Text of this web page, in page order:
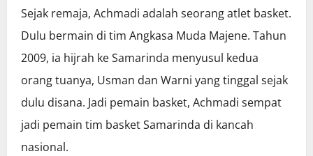
Sejak remaja, Achmadi adalah seorang atlet basket.
Dulu bermain di tim Angkasa Muda Majene. Tahun
2009, ia hijrah ke Samarinda menyusul kedua
orang tuanya, Usman dan Warni yang tinggal sejak
dulu disana. Jadi pemain basket, Achmadi sempat
jadi pemain tim basket Samarinda di kancah
nasional.